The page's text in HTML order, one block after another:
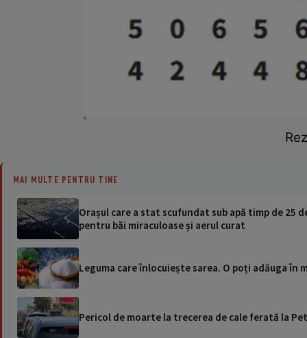
MAI MULTE PENTRU TINE
Orașul care a stat scufundat sub apă timp de 25
pentru băi miraculoase și aerul curat
Leguma care înlocuiește sarea. O poți adăuga în
Pericol de moarte la trecerea de cale ferată la